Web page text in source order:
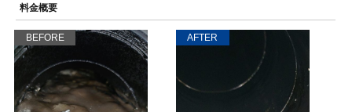
料金概要
BEFORE AFTER